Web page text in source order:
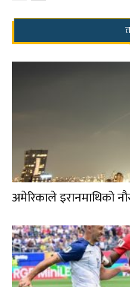
अमेरिकाले इरानमाथिको